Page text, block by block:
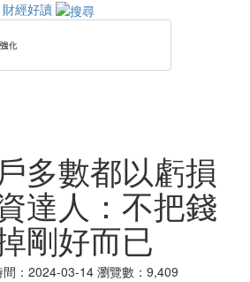
經好讀
多數都以虧損
達人：不把錢
剛好而已
：2024-03-14 瀏覽數：9,409